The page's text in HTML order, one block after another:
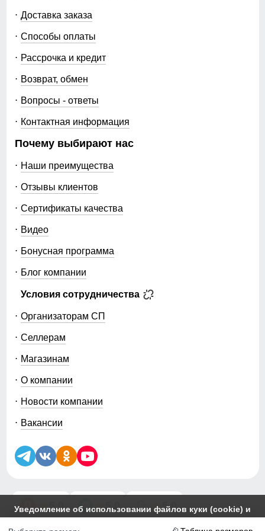
Уведомление об использовании файлов куки (cookie) и
похожих технологий
Доставка заказа
Способы оплаты
Рассрочка и кредит
Возврат, обмен
Вопросы - ответы
Контактная информация
Почему выбирают нас
Наши преимущества
Отзывы клиентов
Сертификаты качества
Видео
Бонусная программа
Блог компании
Условия сотрудничества
Организаторам СП
Селлерам
Магазинам
О компании
Новости компании
Вакансии
5.0 5.0 5.0